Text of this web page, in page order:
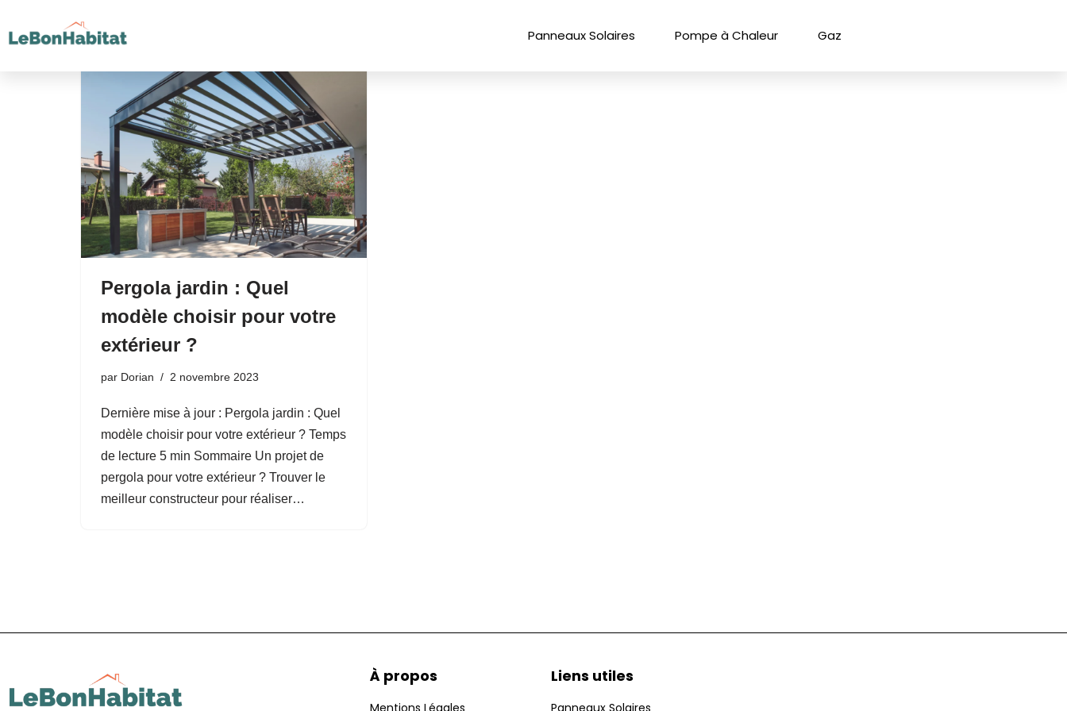
Aller
Panneaux Solaires Pompe à Chaleur Gaz
Pergola jardin : Quel
modèle choisir pour votre
extérieur ?
par Dorian 2 novembre 2023
Dernière mise à jour : Pergola jardin : Quel
modèle choisir pour votre extérieur ? Temps
de lecture 5 min Sommaire Un projet de
pergola pour votre extérieur ? Trouver le
meilleur constructeur pour réaliser…
À propos
Mentions Légales
Liens utiles
Panneaux Solaires